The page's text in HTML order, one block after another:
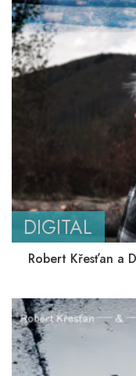
DIGITAL
Robert Křesťan a